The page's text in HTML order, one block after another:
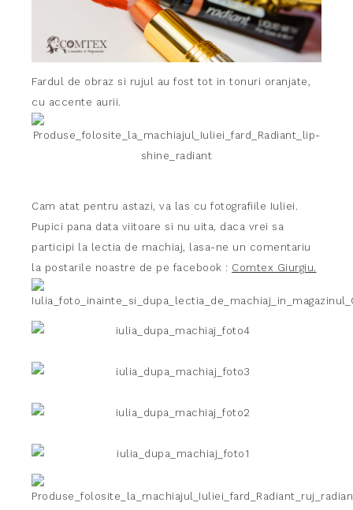
Fardul de obraz si rujul au fost tot in tonuri oranjate,
cu accente aurii.
Cam atat pentru astazi, va las cu fotografiile Iuliei.
Pupici pana data viitoare si nu uita, daca vrei sa
participi la lectia de machiaj, lasa-ne un comentariu
la postarile noastre de pe facebook : Comtex Giurgiu.